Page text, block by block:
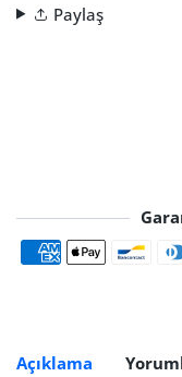
Paylaş
Açıklama